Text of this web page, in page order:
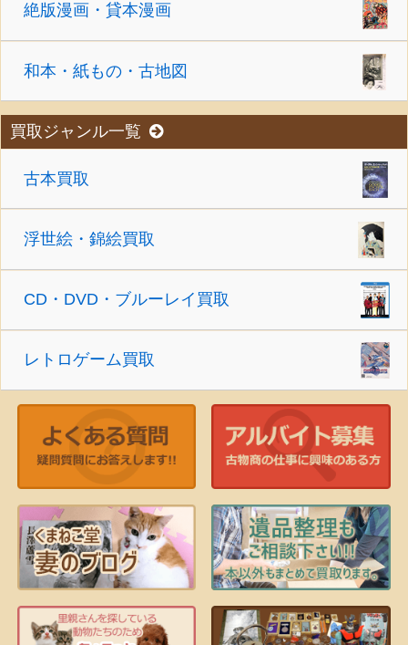
絶版漫画・貸本漫画
和本・紙もの・古地図
買取ジャンル一覧
古本買取
浮世絵・錦絵買取
CD・DVD・ブルーレイ買取
レトロゲーム買取